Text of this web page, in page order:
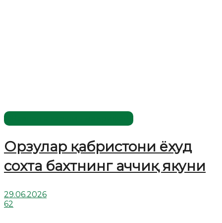
Орзулар қабристони ёхуд
сохта бахтнинг аччиқ якуни
29.06.2026
62